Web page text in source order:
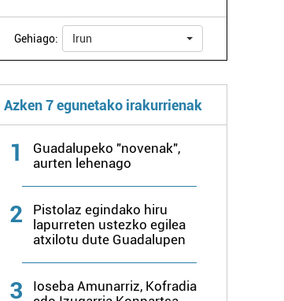
Gehiago: Irun
Azken 7 egunetako irakurrienak
1
Guadalupeko "novenak",
aurten lehenago
2
Pistolaz egindako hiru
lapurreten ustezko egilea
atxilotu dute Guadalupen
3
Ioseba Amunarriz, Kofradia